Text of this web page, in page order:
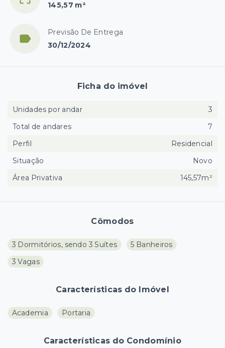
145,57 m²
Previsão De Entrega
30/12/2024
Cômodos
3 Dormitórios, sendo 3 Suítes
5 Banheiros
3 Vagas
Características do Imóvel
Academia Portaria
Características do Condomínio
Ficha do imóvel
Unidades por andar
3
Total de andares
7
Perfil
Residencial
Situação
Novo
Área Privativa
145,57m²